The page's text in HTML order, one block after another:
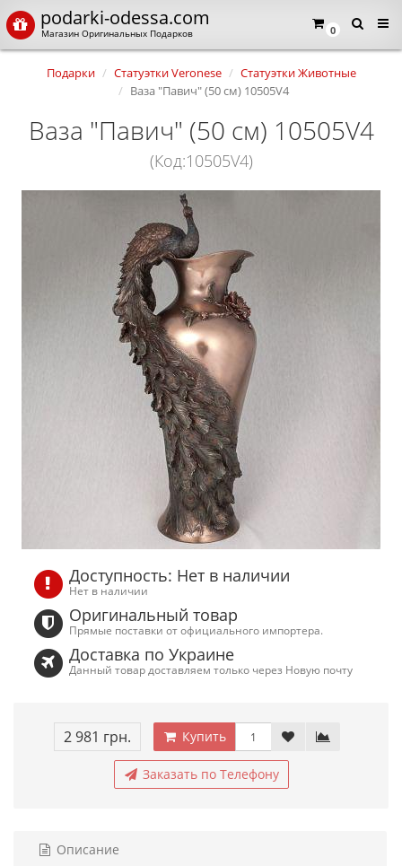
0
podarki-odessa.com
Магазин Оригинальных Подарков
Подарки Статуэтки Veronese
Статуэтки Животные
Ваза "Павич" (50 см) 10505V4
Ваза "Павич" (50 см) 10505V4
(Код:10505V4)
Доступность: Нет в наличии
Нет в наличии
Оригинальный товар
Прямые поставки от официального импортера.
Доставка по Украине
Данный товар доставляем только через Новую почту
2 981 грн. Купить
Заказать по Телефону
Описание